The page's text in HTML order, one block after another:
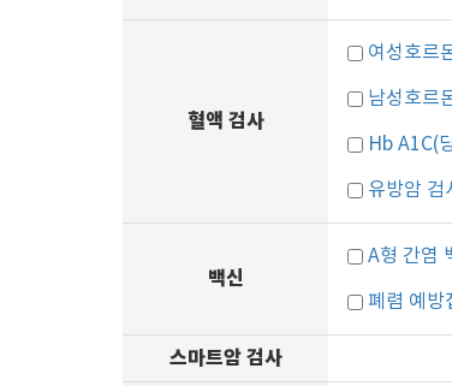
혈액 검사
여성호르
남성호르
Hb A1C(
유방암 검
백신
A형 간염
폐렴 예
스마트암 검사